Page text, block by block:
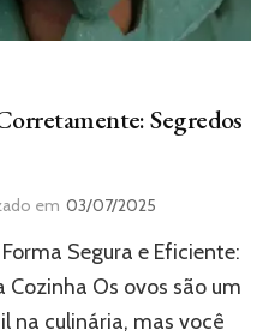
Segredos
em 03/07/2025
Segura e Eficiente:
Cozinha Os ovos são um
na culinária, mas você